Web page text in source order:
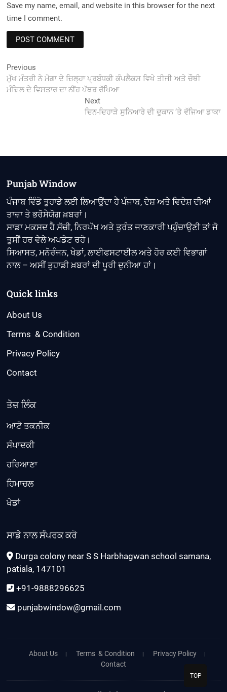
Save my name, email, and website in this browser for the next
time I comment.
Post
navigation
Previous
post:
ਮੁੱਖ ਮੰਤਰੀ ਨੇ ਮੋਗਾ ਦੇ ਜ਼ਿਲ੍ਹਾ ਪ੍ਰਬੰਧਕੀ ਕੰਪਲੈਕਸ ਵਿਖੇ ਤੀਜੀ ਅਤੇ ਚੌਥੀ
ਮੰਜ਼ਿਲ ਦੇ ਵਿਸਤਾਰ ਦਾ ਨੀਂਹ ਪੱਥਰ ਰੱਖਿਆ
NextNext
post:
ਦਿਨ-ਦਿਹਾੜੇ ਸੁਨਿਆਰੇ ਦੀ ਦੁਕਾਨ ’ਤੇ ਵੱਜਿਆ ਡਾਕਾ
Punjab Window
ਪੰਜਾਬ ਵਿੰਡੋ ਤੁਹਾਡੇ ਲਈ ਲਿਆਉਂਦਾ ਹੈ ਪੰਜਾਬ, ਦੇਸ਼ ਅਤੇ ਵਿਦੇਸ਼ ਦੀਆਂ
ਤਾਜ਼ਾ ਤੇ ਭਰੋਸੇਯੋਗ ਖ਼ਬਰਾਂ।
ਸਾਡਾ ਮਕਸਦ ਹੈ ਸੱਚੀ, ਨਿਰਪੱਖ ਅਤੇ ਤੁਰੰਤ ਜਾਣਕਾਰੀ ਪਹੁੰਚਾਉਣੀ ਤਾਂ ਜੋ
ਤੁਸੀਂ ਹਰ ਵੇਲੇ ਅਪਡੇਟ ਰਹੋ।
ਸਿਆਸਤ, ਮਨੋਰੰਜਨ, ਖੇਡਾਂ, ਲਾਈਫਸਟਾਈਲ ਅਤੇ ਹੋਰ ਕਈ ਵਿਭਾਗਾਂ
ਨਾਲ – ਅਸੀਂ ਤੁਹਾਡੀ ਖ਼ਬਰਾਂ ਦੀ ਪੂਰੀ ਦੁਨੀਆ ਹਾਂ।
Quick links
About Us
Terms & Condition
Privacy Policy
Contact
ਤੇਜ਼ ਲਿੰਕ
ਆਟੋ ਤਕਨੀਕ
ਸੰਪਾਦਕੀ
ਹਰਿਆਣਾ
ਹਿਮਾਚਲ
ਖੇਡਾਂ
ਸਾਡੇ ਨਾਲ ਸੰਪਰਕ ਕਰੋ
Durga colony near S S Harbhagwan school samana,
patiala, 147101
+91-9888296625
punjabwindow@gmail.com
About Us Terms & Condition
Privacy Policy
Contact
TOP